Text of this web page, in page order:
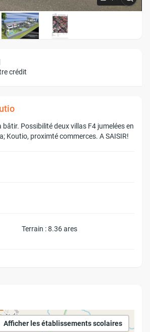
crédit
Possibilité deux villas F4 jumelées en
Koutio, proximté commerces. A SAISIR!
Terrain : 8.36 ares
Afficher les établissements scolaires